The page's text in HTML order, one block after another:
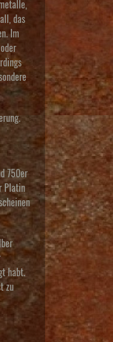
das
Im
750er
Platin
habt.
zu